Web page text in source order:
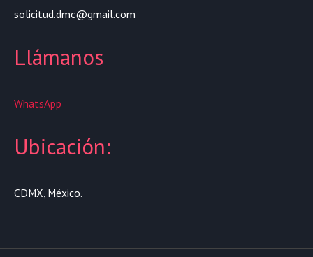
solicitud.dmc@gmail.com
Llámanos
WhatsApp
Ubicación:
CDMX, México.